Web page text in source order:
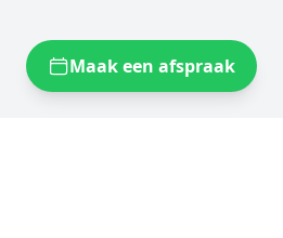
Maak een afspraak